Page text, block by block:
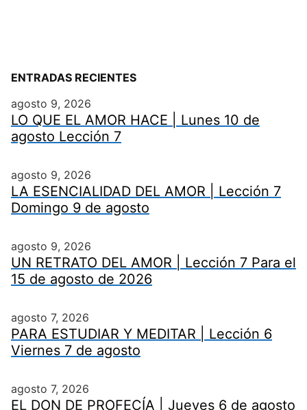
ENTRADAS RECIENTES
agosto 9, 2026
LO QUE EL AMOR HACE | Lunes 10 de
agosto Lección 7
agosto 9, 2026
LA ESENCIALIDAD DEL AMOR | Lección 7
Domingo 9 de agosto
agosto 9, 2026
UN RETRATO DEL AMOR | Lección 7 Para el
15 de agosto de 2026
agosto 7, 2026
PARA ESTUDIAR Y MEDITAR | Lección 6
Viernes 7 de agosto
agosto 7, 2026
EL DON DE PROFECÍA | Jueves 6 de agosto